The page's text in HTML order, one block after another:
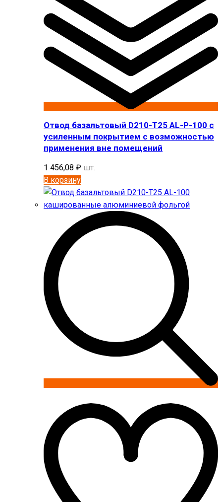
Отвод базальтовый D210-T25 AL-P-100 с
усиленным покрытием с возможностью
применения вне помещений
1 456,08 ₽ шт.
В корзину